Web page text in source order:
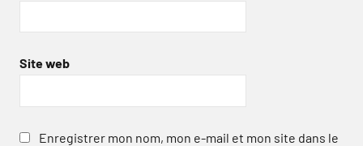
Site web
Enregistrer mon nom, mon e-mail et mon site dans le